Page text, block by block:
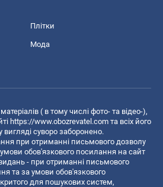
Плітки
Мода
( в тому числі фото- та відео-),
https://www.obozrevatel.com та всіх його
суворо заборонено.
при отриманні письмового дозволу
обов'язкового посилання на сайт
- при отриманні письмового
та за умови обов'язкового
для пошукових систем,